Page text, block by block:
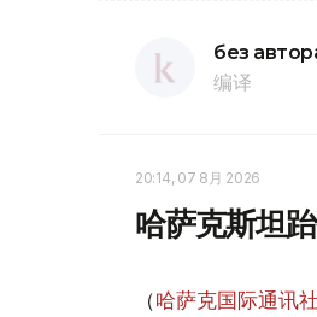
без
编译
20:14, 07 8月 2026
哈萨克斯坦
（哈萨克国际通讯